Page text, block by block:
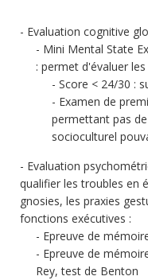
Evaluation cognitive
Mini Mental State
: permet d'évaluer
Score < 24/30 :
Examen de
permettant pas
socioculturel
Evaluation
qualifier les troubles en
gnosies, les praxies
fonctions exécutives :
Epreuve de
Epreuve de
Rey, test de Benton